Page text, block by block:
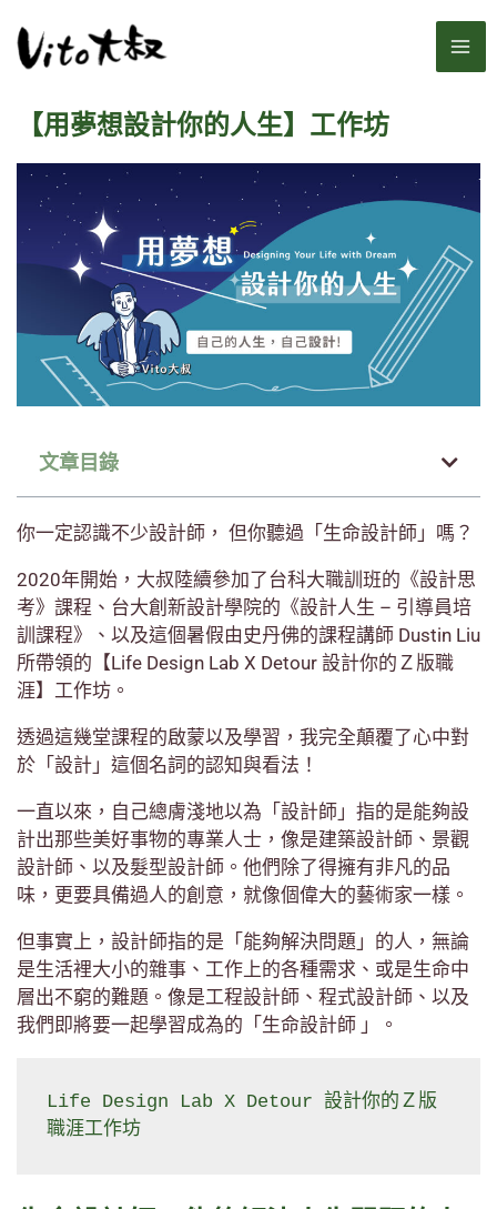
至
【用夢想設計你的人生】工作坊
文章目錄
你一定認識不少設計師， 但你聽過「生命設計師」嗎？
2020年開始，大叔陸續參加了台科大職訓班的《設計思
考》課程、台大創新設計學院的《設計人生 – 引導員培
訓課程》、以及這個暑假由史丹佛的課程講師 Dustin Liu
所帶領的【Life Design Lab X Detour 設計你的Ｚ版職
涯】工作坊。
透過這幾堂課程的啟蒙以及學習，我完全顛覆了心中對
於「設計」這個名詞的認知與看法！
一直以來，自己總膚淺地以為「設計師」指的是能夠設
計出那些美好事物的專業人士，像是建築設計師、景觀
設計師、以及髮型設計師。他們除了得擁有非凡的品
味，更要具備過人的創意，就像個偉大的藝術家一樣。
但事實上，設計師指的是「能夠解決問題」的人，無論
是生活裡大小的雜事、工作上的各種需求、或是生命中
層出不窮的難題。像是工程設計師、程式設計師、以及
我們即將要一起學習成為的「生命設計師 」。
Life Design Lab X Detour 設計你的Ｚ版
職涯工作坊